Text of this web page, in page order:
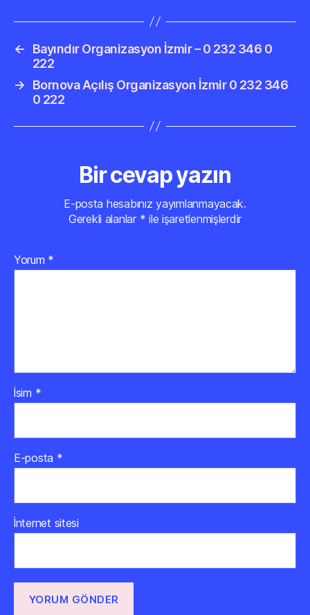
←
Bayındır Organizasyon İzmir – 0 232 346 0
222
→
Bornova Açılış Organizasyon İzmir 0 232 346
0 222
Bir cevap yazın
E-posta hesabınız yayımlanmayacak.
Gerekli alanlar * ile işaretlenmişlerdir
Yorum *
İsim *
E-posta *
İnternet sitesi